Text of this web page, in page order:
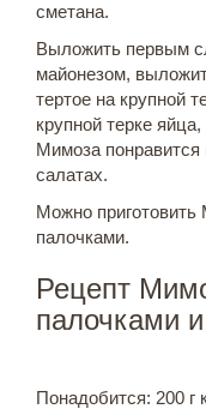
сметана.
Выложить первым
майонезом,
тертое на крупной
крупной терке
Мимоза
салатах.
Можно
палочками.
Рецепт
палочками
Понадобится: 200 г